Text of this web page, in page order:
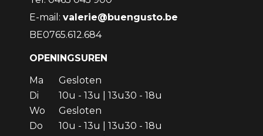
E-mail: valerie@buengusto.be
BE0765.612.684
OPENINGSUREN
Ma
Gesloten
Di
10u - 13u | 13u30 - 18u
Wo
Gesloten
Do
10u - 13u | 13u30 - 18u